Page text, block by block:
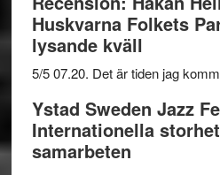
Huskvarna Folkets
lysande kväll
5/5 07.20. Det är tiden jag
Ystad Sweden Jazz
Internationella
samarbeten